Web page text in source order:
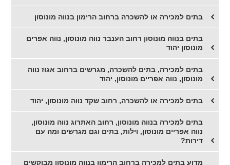
בתים למכירה או להשכרה ברחוב הרימון בנווה מונוסון
בתים בנווה מונוסון רחוב הענבר נווה מונוסון, נווה אפרים
מונוסון יהוד
בתים למכירה, בתים להשכרה, מגרשים ברחוב אגוז נווה
מונוסון, נווה אפריים מונוסון, יהוד
בתים למכירה או להשכרה, רחוב שקד נווה מונוסון, יהוד
בתים למכירה בנווה מונוסון, רחוב האתרוג נווה מונוסון,
נווה אפריים מונוסון, וילות, בתים וגם מגרשים ומה עם
דירות?
מדוע בתים למכירה ברחוב הרימון בנווה מונוסון מבוקשים